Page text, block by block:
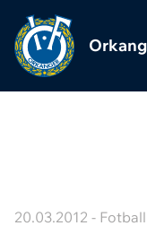
20.03.2012 - Fotball